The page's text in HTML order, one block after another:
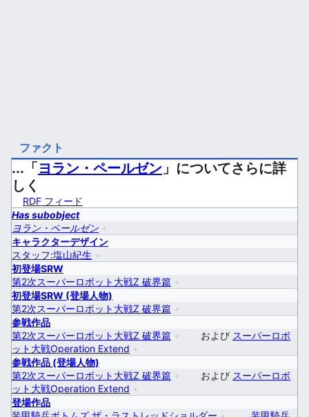
ファクト
...「ヨラン・ペールゼン 」についてさらに詳
しく
RDF フィード
Has subobject
ヨラン・ペールゼン +
キャラクターデザイン
スタッフ:塩山紀生 +
初登場SRW
第2次スーパーロボット大戦Z 破界篇 +
初登場SRW (登場人物)
第2次スーパーロボット大戦Z 破界篇 +
参戦作品
第2次スーパーロボット大戦Z 破界篇 + および スーパーロボ
ット大戦Operation Extend +
参戦作品 (登場人物)
第2次スーパーロボット大戦Z 破界篇 + および スーパーロボ
ット大戦Operation Extend +
登場作品